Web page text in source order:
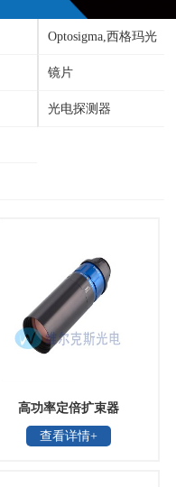
Optosigma,西格玛光
机镜片
光电探测器
高功率定倍扩束器
查看详情+